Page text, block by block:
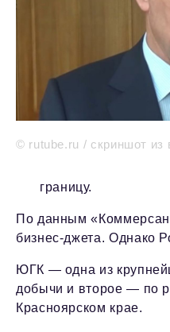
© rutube.ru / скриншот из
границу.
По данным
бизнес-джета. Однако
ЮГК — одна из
добычи и второе — по
Красноярском крае.